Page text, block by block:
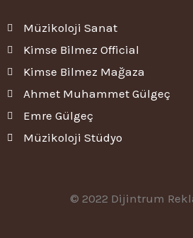
Müzikoloji Sanat
Kimse Bilmez Official
Kimse Bilmez Mağaza
Ahmet Muhammet Gülgeç
Emre Gülgeç
Müzikoloji Stüdyo
© 2022 Dijintrum